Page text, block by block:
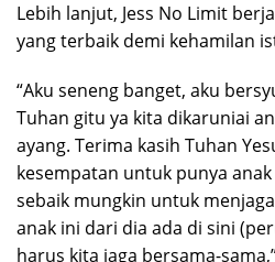
Lebih lanjut, Jess No Limit
yang terbaik demi kehamilan
“Aku seneng banget, aku
Tuhan gitu ya kita dikaruniai
ayang. Terima kasih Tuhan
kesempatan untuk punya
sebaik mungkin untuk
anak ini dari dia ada di sini
harus kita jaga bersama-